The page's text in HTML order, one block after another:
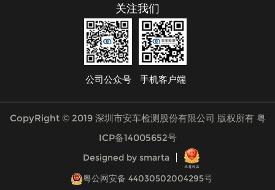
关注我们
公司公众号 手机客户端
CopyRight © 2019 深圳市安车检测股份有限公司 版权所有 粤
ICP备14005652号
Designed by smarta
粤公网安备 44030502004295号